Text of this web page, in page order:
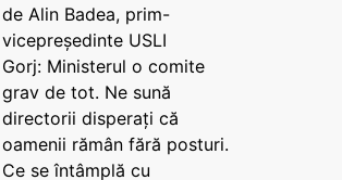
de Alin Badea, prim-
vicepreședinte USLI
Gorj: Ministerul o comite
grav de tot. Ne sună
directorii disperați că
oamenii rămân fără posturi.
Ce se întâmplă cu